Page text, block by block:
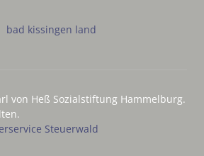
von Heß Sozialstiftung Hammelburg.
Steuerwald